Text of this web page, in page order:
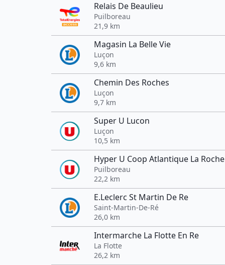
Relais De Beaulieu
Puilboreau
21,9 km
Magasin La Belle Vie
Luçon
9,6 km
Chemin Des Roches
Luçon
9,7 km
Super U Lucon
Luçon
10,5 km
Hyper U Coop Atlantique La
Puilboreau
22,2 km
E.Leclerc St Martin De Re
Saint-Martin-De-Ré
26,0 km
Intermarche La Flotte En Re
La Flotte
26,2 km